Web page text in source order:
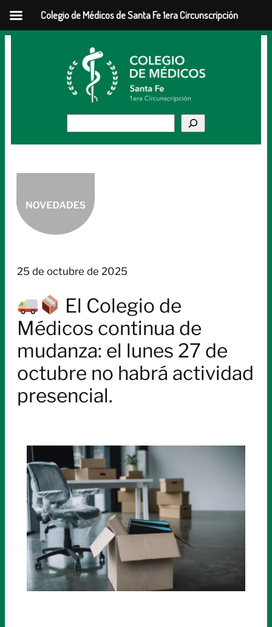
25 de octubre de 2025
El Colegio de
Médicos continua de
mudanza: el lunes 27 de
octubre no habrá actividad
presencial.
Colegio de Médicos de Santa Fe 1era Circunscripción